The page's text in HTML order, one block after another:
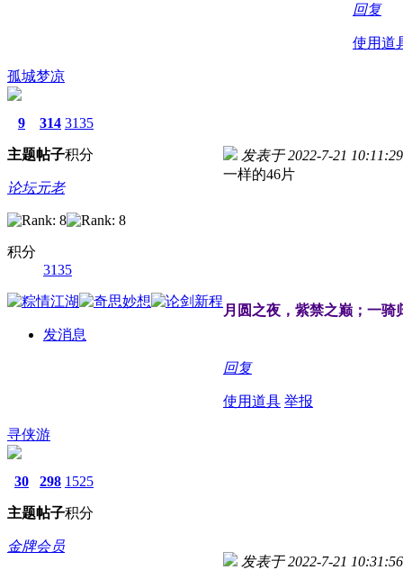
回复
使用道
孤城梦凉
9
主题
314
帖子
3135
积分
论坛元老
积分
3135
发消息
发表于 2022-7-21 10:11:29
一样的46片
月圆之夜，紫禁之巅；一骑
回复
使用道具 举报
寻侠游
30
主题
298
帖子
1525
积分
金牌会员
发表于 2022-7-21 10:31:56